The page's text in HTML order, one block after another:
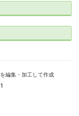
編集・加工して作成